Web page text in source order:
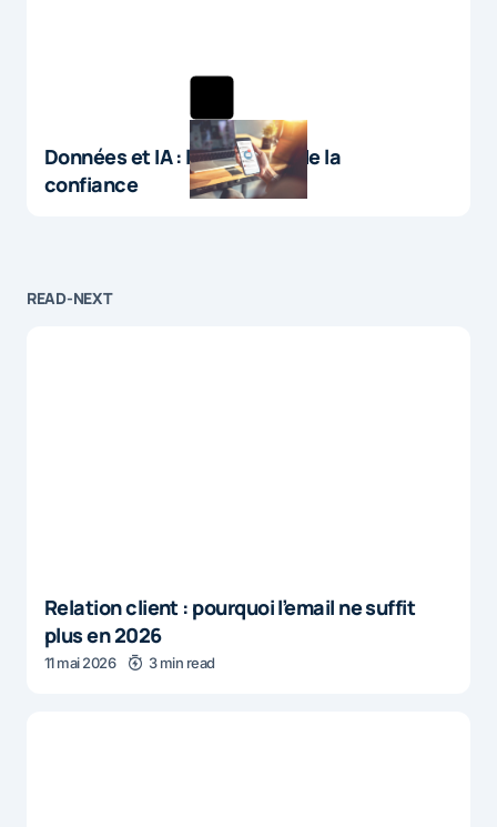
Données et IA : le paradoxe de la
confiance
READ-NEXT
Relation client : pourquoi l’email ne suffit
plus en 2026
11 mai 2026 3 min read